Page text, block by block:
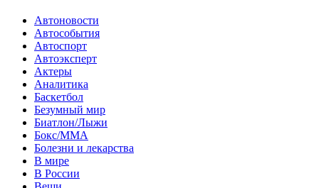
Автоновости
Автособытия
Автоспорт
Автоэксперт
Актеры
Аналитика
Баскетбол
Безумный мир
Биатлон/Лыжи
Бокс/MMA
Болезни и лекарства
В мире
В России